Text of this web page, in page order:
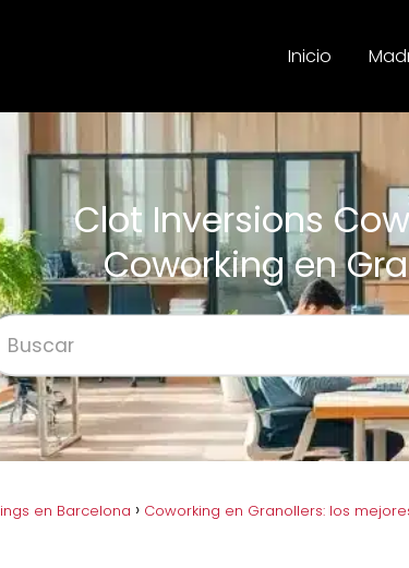
Inicio
Clot Inversions
Coworking en
en Barcelona Coworking en Granollers: los